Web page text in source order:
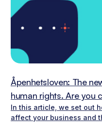
Åpenhetsloven: The
human rights. Are you
In this article, we set out
affect your business and